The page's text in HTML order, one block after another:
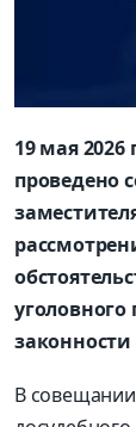
19 мая
проведено
В